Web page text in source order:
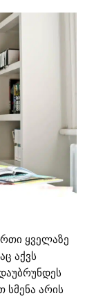
ყველაზე
აქვს
არის